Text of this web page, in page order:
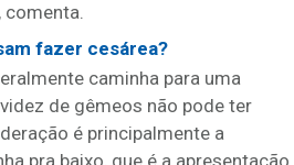
comenta.
fazer cesárea?
caminha para uma
de gêmeos não pode ter
é principalmente a
pra baixo, que é a apresentação